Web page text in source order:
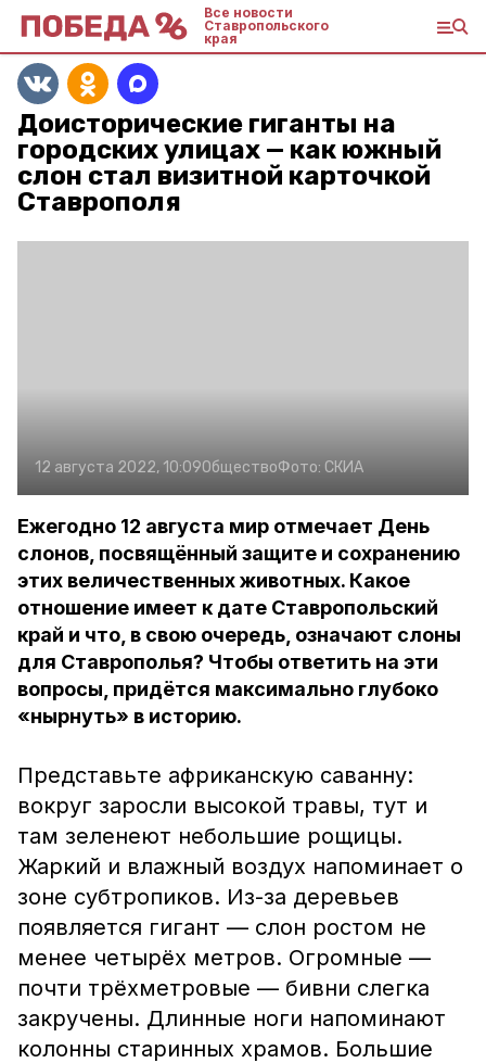
Все новости
Ставропольского
края
Доисторические гиганты на
городских улицах — как южный
слон стал визитной карточкой
Ставрополя
12 августа 2022, 10:09ОбществоФото: СКИА
Ежегодно 12 августа мир отмечает День
слонов, посвящённый защите и сохранению
этих величественных животных. Какое
отношение имеет к дате Ставропольский
край и что, в свою очередь, означают слоны
для Ставрополья? Чтобы ответить на эти
вопросы, придётся максимально глубоко
«нырнуть» в историю.
Представьте африканскую саванну:
вокруг заросли высокой травы, тут и
там зеленеют небольшие рощицы.
Жаркий и влажный воздух напоминает о
зоне субтропиков. Из-за деревьев
появляется гигант — слон ростом не
менее четырёх метров. Огромные —
почти трёхметровые — бивни слегка
закручены. Длинные ноги напоминают
колонны старинных храмов. Большие